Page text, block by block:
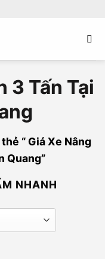
3 Tấn Tại
“ Giá Xe Nâng
Quang”
NHANH